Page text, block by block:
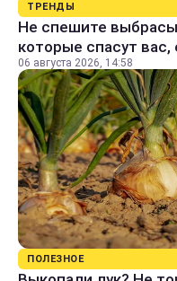
ТРЕНДЫ
Не спешите
которые спасут
06 августа 2026, 14:58
ПОЛЕЗНОЕ